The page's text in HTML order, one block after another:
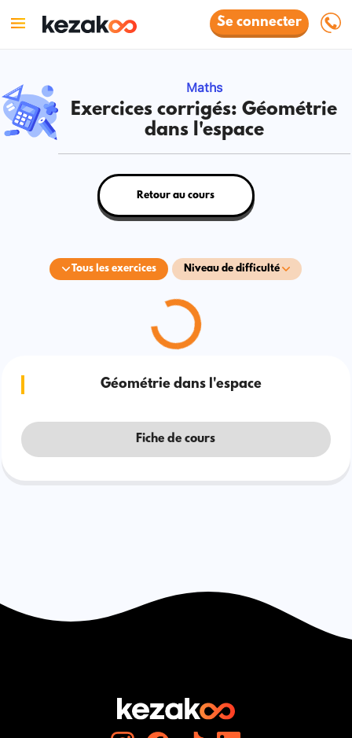
Se connecter
Maths
Exercices corrigés: Géométrie
dans l'espace
Tous les exercices Niveau de difficulté
Retour au cours
Géométrie dans l'espace
Fiche de cours